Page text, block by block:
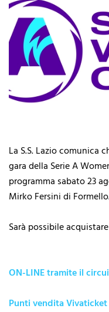
La S.S. Lazio comunica
gara della Serie A
programma sabato 23
Mirko Fersini di
Sarà possibile
ON-LINE tramite il
Punti vendita Vivaticket